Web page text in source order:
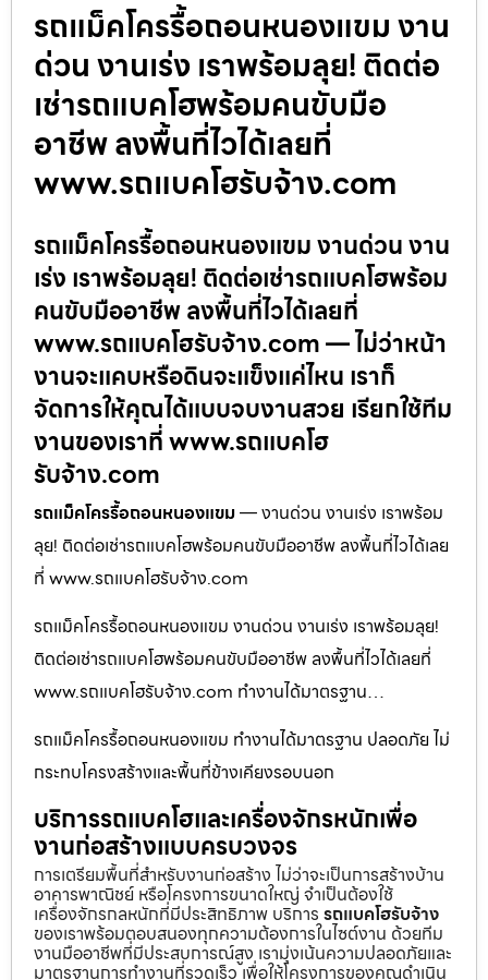
รถแม็คโครรื้อถอนหนองแขม งาน
ด่วน งานเร่ง เราพร้อมลุย! ติดต่อ
เช่ารถแบคโฮพร้อมคนขับมือ
อาชีพ ลงพื้นที่ไวได้เลยที่
www.รถแบคโฮรับจ้าง.com
รถแม็คโครรื้อถอนหนองแขม งานด่วน งาน
เร่ง เราพร้อมลุย! ติดต่อเช่ารถแบคโฮพร้อม
คนขับมืออาชีพ ลงพื้นที่ไวได้เลยที่
www.รถแบคโฮรับจ้าง.com — ไม่ว่าหน้า
งานจะแคบหรือดินจะแข็งแค่ไหน เราก็
จัดการให้คุณได้แบบจบงานสวย เรียกใช้ทีม
งานของเราที่ www.รถแบคโฮ
รับจ้าง.com
รถแม็คโครรื้อถอนหนองแขม— งานด่วน งานเร่ง เราพร้อม
ลุย! ติดต่อเช่ารถแบคโฮพร้อมคนขับมืออาชีพ ลงพื้นที่ไวได้เลย
ที่ www.รถแบคโฮรับจ้าง.com
รถแม็คโครรื้อถอนหนองแขม งานด่วน งานเร่ง เราพร้อมลุย!
ติดต่อเช่ารถแบคโฮพร้อมคนขับมืออาชีพ ลงพื้นที่ไวได้เลยที่
www.รถแบคโฮรับจ้าง.com ทำงานได้มาตรฐาน…
รถแม็คโครรื้อถอนหนองแขม ทำงานได้มาตรฐาน ปลอดภัย ไม่
กระทบโครงสร้างและพื้นที่ข้างเคียงรอบนอก
บริการรถแบคโฮและเครื่องจักรหนักเพื่อ
งานก่อสร้างแบบครบวงจร
การเตรียมพื้นที่สำหรับงานก่อสร้าง ไม่ว่าจะเป็นการสร้างบ้าน
อาคารพาณิชย์ หรือโครงการขนาดใหญ่ จำเป็นต้องใช้
เครื่องจักรกลหนักที่มีประสิทธิภาพ บริการ รถแบคโฮรับจ้าง
ของเราพร้อมตอบสนองทุกความต้องการในไซต์งาน ด้วยทีม
งานมืออาชีพที่มีประสบการณ์สูง เรามุ่งเน้นความปลอดภัยและ
มาตรฐานการทำงานที่รวดเร็ว เพื่อให้โครงการของคุณดำเนิน